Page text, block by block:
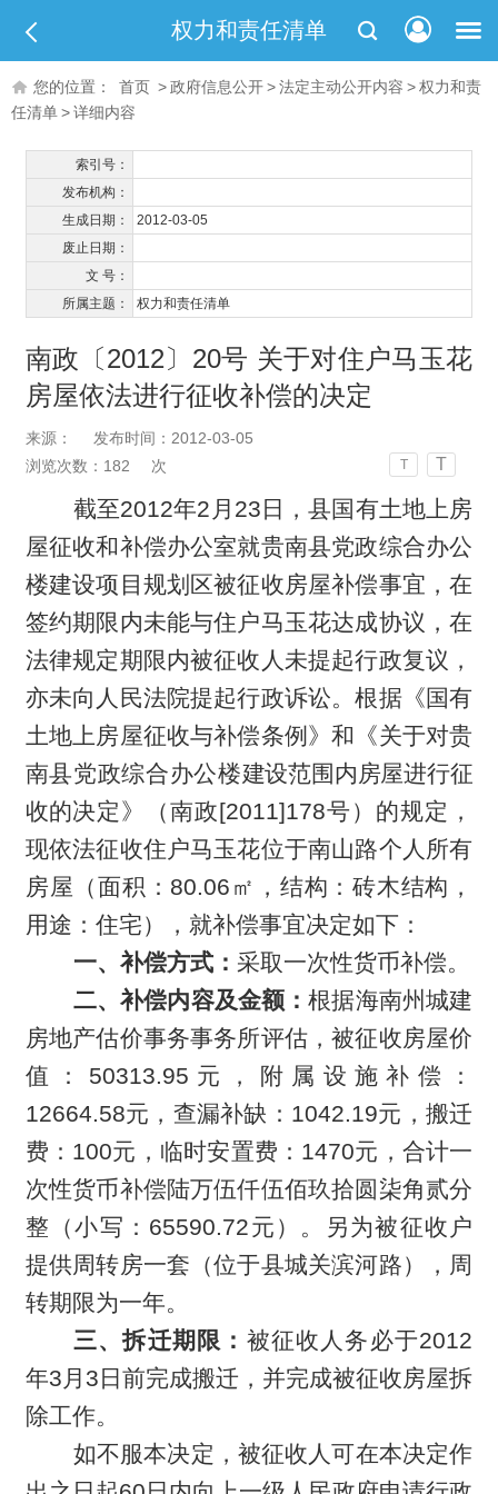
权力和责任清单
您的位置： 首页 >政府信息公开>法定主动公开内容 >权力和责
任清单>详细内容
索引号：
发布机构：
生成日期：
2012-03-05
废止日期：
文 号：
所属主题：
权力和责任清单
南政〔2012〕20号 关于对住户马玉花
房屋依法进行征收补偿的决定
来源：
发布时间：2012-03-05
浏览次数： 182 次 T T
截至2012年2月23日，县国有土地上房
屋征收和补偿办公室就贵南县党政综合办公
楼建设项目规划区被征收房屋补偿事宜，在
签约期限内未能与住户马玉花达成协议，在
法律规定期限内被征收人未提起行政复议，
亦未向人民法院提起行政诉讼。根据《国有
土地上房屋征收与补偿条例》和《关于对贵
南县党政综合办公楼建设范围内房屋进行征
收的决定》（南政[2011]178号）的规定，
现依法征收住户马玉花位于南山路个人所有
房屋（面积：80.06 ㎡， 结构：砖木结构，
用途：住宅），就补偿事宜决定如下：
一、补偿方式： 采取一次性货币补偿。
二、补偿内容及金额：根据海南州城建
房地产估价事务事务所评估，被征收房屋价
值：50313.95元，附属设施补偿：
12664.58元，查漏补缺：1042.19元，搬迁
费：100元，临时安置费：1470元，合计一
次性货币补偿陆万伍仟伍佰玖拾圆柒角贰分
整（小写：65590.72元）。另为被征收户
提供周转房一套（位于县城关滨河路），周
转期限为一年。
三、拆迁期限： 被征收人务必于2012
年3月3日前完成搬迁，并完成被征收房屋拆
除工作。
如不服本决定，被征收人可在本决定作